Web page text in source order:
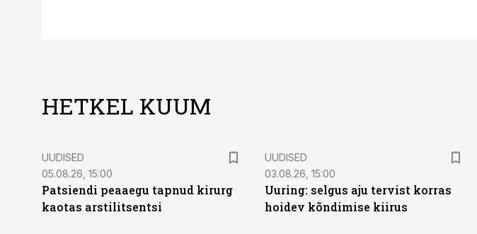
HETKEL KUUM
UUDISED
05.08.26, 15:00
Patsiendi peaaegu tapnud kirurg
kaotas arstilitsentsi
UUDISED
03.08.26, 15:00
Uuring: selgus aju tervist korras
hoidev kõndimise kiirus